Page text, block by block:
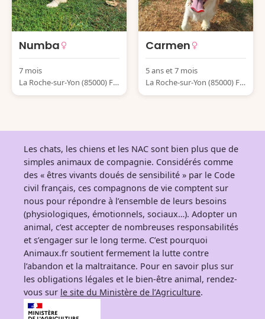
Numba
7 mois
La Roche-sur-Yon (85000) Fr
ance
Carmen
5 ans et 7 mois
La Roche-sur-Yon (85000) Fr
ance
Les chats, les chiens et les NAC sont bien plus que de
simples animaux de compagnie. Considérés comme
des « êtres vivants doués de sensibilité » par le Code
civil français, ces compagnons de vie comptent sur
nous pour répondre à l’ensemble de leurs besoins
(physiologiques, émotionnels, sociaux…). Adopter un
animal, c’est accepter de nombreuses responsabilités
et s’engager sur le long terme. C’est pourquoi
Animaux.fr soutient fermement la lutte contre
l’abandon et la maltraitance. Pour en savoir plus sur
les obligations légales et le bien-être animal, rendez-
vous sur le site du Ministère de l’Agriculture.